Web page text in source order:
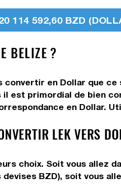
114 592,60 BZD
BELIZE ?
convertir en Dollar que
est primordial de bien
en Dollar.
LEK VERS
choix. Soit vous allez
BZD), soit vous